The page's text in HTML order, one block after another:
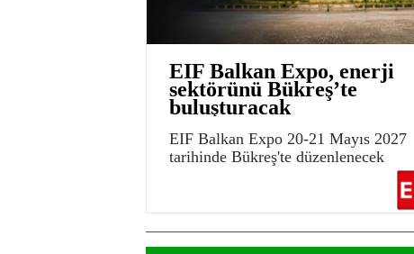
EIF Balkan Expo, enerji
sektörünü Bükreş’te
buluşturacak
EIF Balkan Expo 20-21 Mayıs 2027
tarihinde Bükreş'te düzenlenecek